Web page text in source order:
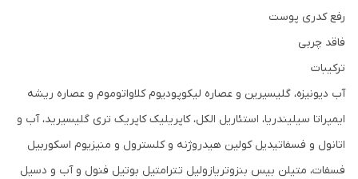
رفع کدری پوست
فاقد چربی
ترکیبات
آب دیونیزه، گلیسیرین و عصاره لیکوپودیوم کلاواتوموم و عصاره ریشه
ایمپراتا سیلیندریا، استئاریل الکل، کاپریلیک کاپریک تری گلیسیرید، آب و
اتانول و فسفاتیدیل کولین هیدروژنه و کلسترول و منیزیوم اسکوربیل
فسفات، متیلن بیس بنزوتریازولیل تترامتیل بوتیل فنول و آب و دسیل